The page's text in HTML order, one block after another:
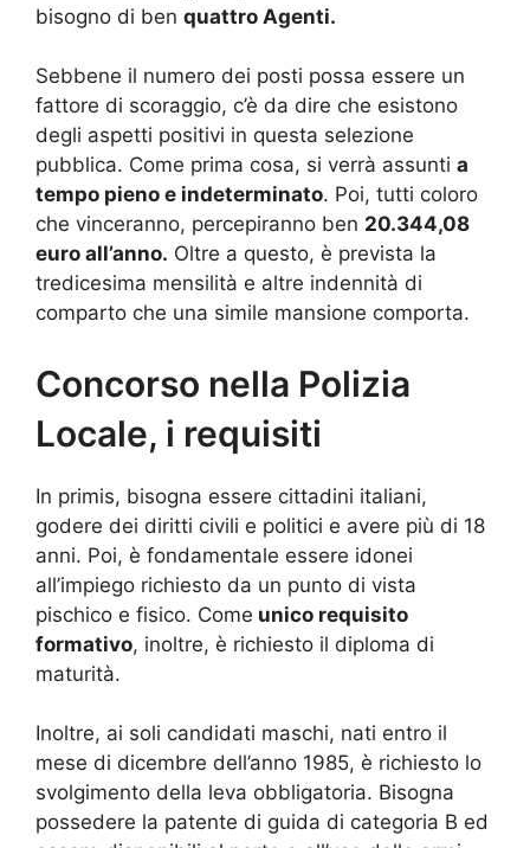
bisogno di ben quattro Agenti.
Sebbene il numero dei posti possa essere un
fattore di scoraggio, c’è da dire che esistono
degli aspetti positivi in questa selezione
pubblica. Come prima cosa, si verrà assunti a
tempo pieno e indeterminato. Poi, tutti coloro
che vinceranno, percepiranno ben 20.344,08
euro all’anno. Oltre a questo, è prevista la
tredicesima mensilità e altre indennità di
comparto che una simile mansione comporta.
Concorso nella Polizia
Locale, i requisiti
In primis, bisogna essere cittadini italiani,
godere dei diritti civili e politici e avere più di 18
anni. Poi, è fondamentale essere idonei
all’impiego richiesto da un punto di vista
pischico e fisico. Come unico requisito
formativo, inoltre, è richiesto il diploma di
maturità.
Inoltre, ai soli candidati maschi, nati entro il
mese di dicembre dell’anno 1985, è richiesto lo
svolgimento della leva obbligatoria. Bisogna
possedere la patente di guida di categoria B ed